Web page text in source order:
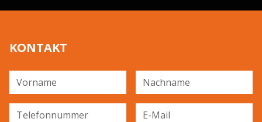
Vorname Nachname
Telefonnummer E-Mail
KONTAKT